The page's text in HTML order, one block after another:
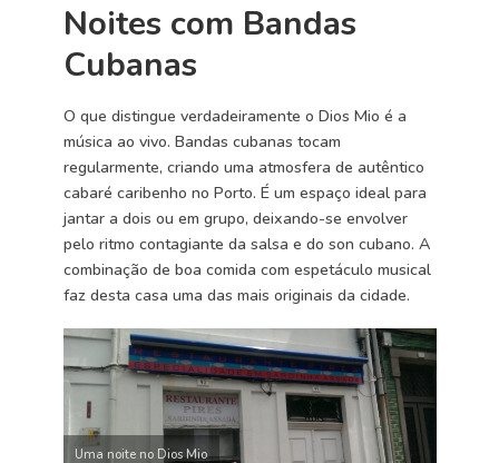
Noites com Bandas
Cubanas
O que distingue verdadeiramente o Dios Mio é a
música ao vivo. Bandas cubanas tocam
regularmente, criando uma atmosfera de autêntico
cabaré caribenho no Porto. É um espaço ideal para
jantar a dois ou em grupo, deixando-se envolver
pelo ritmo contagiante da salsa e do son cubano. A
combinação de boa comida com espetáculo musical
faz desta casa uma das mais originais da cidade.
Uma noite no Dios Mio